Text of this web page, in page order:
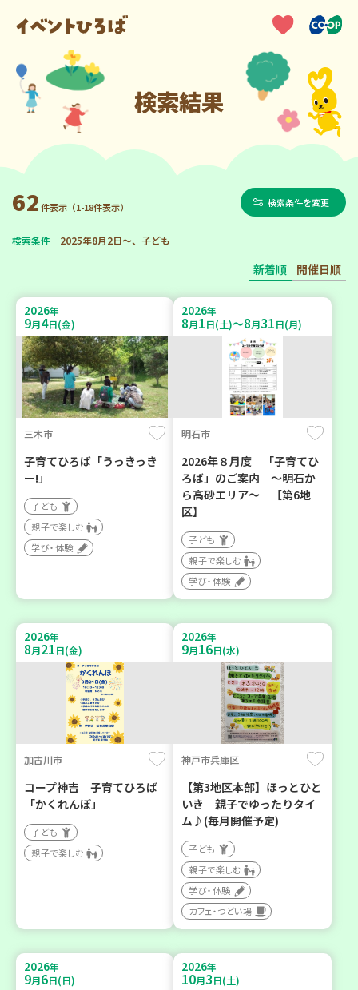
検索結果
62件表示（1-18件表示） 検索条件を変更
検索条件 2025年8月2日～、子ども
新着順 開催日順
2026年
9月4日(金)
三木市
子育てひろば「うっきっき
ー!」
子ども
親子で楽しむ
学び・体験
2026年
8月1日(土)～8月31日(月)
明石市
2026年８月度 「子育てひ
ろば」のご案内 ～明石か
ら高砂エリア～ 【第6地
区】
子ども
親子で楽しむ
学び・体験
2026年
8月21日(金)
加古川市
コープ神吉 子育てひろば
「かくれんぼ」
子ども
親子で楽しむ
2026年
9月16日(水)
神戸市兵庫区
【第3地区本部】ほっとひと
いき 親子でゆったりタイ
ム♪(毎月開催予定)
子ども
親子で楽しむ
学び・体験
カフェ・つどい場
2026年
9月6日(日)
2026年
10月3日(土)